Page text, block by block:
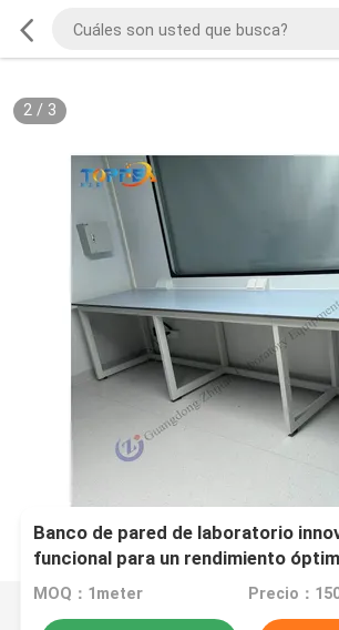
2/ 3
Banco de pared de laboratorio
funcional para un rendimiento
laboratorio
MOQ：1meter Precio：